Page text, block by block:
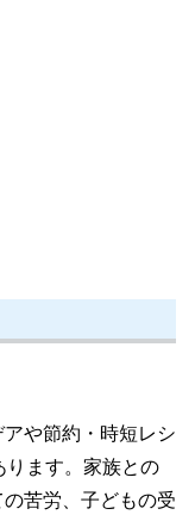
や節約・時短レシ
ります。家族との
苦労、子どもの受